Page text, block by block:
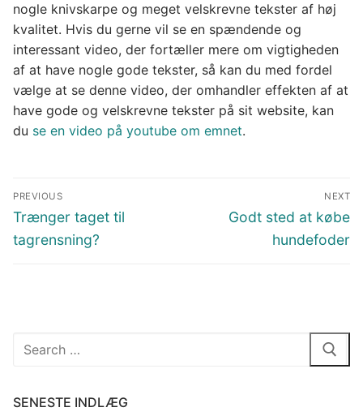
nogle knivskarpe og meget velskrevne tekster af høj
kvalitet. Hvis du gerne vil se en spændende og
interessant video, der fortæller mere om vigtigheden
af at have nogle gode tekster, så kan du med fordel
vælge at se denne video, der omhandler effekten af at
have gode og velskrevne tekster på sit website, kan
du se en video på youtube om emnet.
Indlægsnavigation
PREVIOUS
Previous
post:
Trænger taget til
tagrensning?
NEXT
Next
Godt sted at købe
hundefoder
Søg
SENESTE INDLÆG